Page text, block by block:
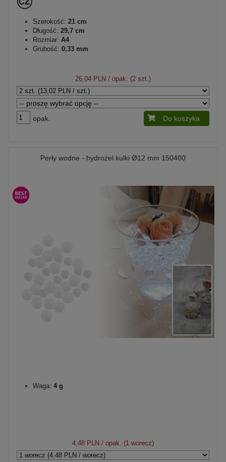
Szerokość: 21 cm
Długość: 29,7 cm
Rozmiar: A4
Grubość: 0,33 mm
26,04 PLN / opak. (2 szt.)
opak. Do koszyka
Perły wodne - hydrożel kulki Ø12 mm 150400
Waga: 4 g
4,48 PLN / opak. (1 worecz)